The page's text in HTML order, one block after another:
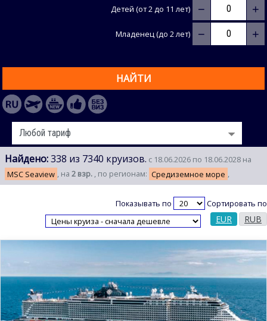
Детей (от 2 до 11 лет) − +
Младенец (до 2 лет) − +
НАЙТИ
Найдено:338 из 7340 круизов. с 18.06.2026 по 18.06.2028 на
MSC Seaview , на 2 взр. , по регионам: Средиземное море ,
Показывать по Сортировать по
EUR RUB